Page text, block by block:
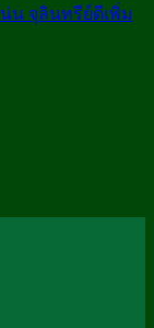
น จุลินทรีย์ดีเพิ่ม